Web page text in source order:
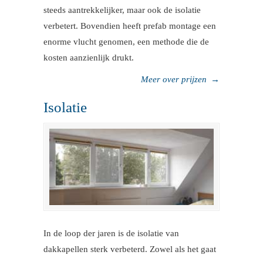
steeds aantrekkelijker, maar ook de isolatie
verbetert. Bovendien heeft prefab montage een
enorme vlucht genomen, een methode die de
kosten aanzienlijk drukt.
Meer over prijzen →
Isolatie
In de loop der jaren is de isolatie van
dakkapellen sterk verbeterd. Zowel als het gaat